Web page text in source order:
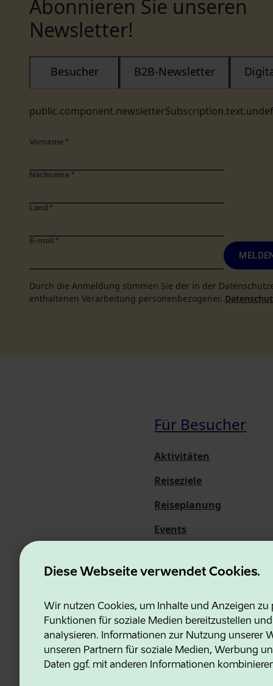
Diese Webseite verwendet Cookies.
Wir nutzen Cookies, um Inhalte und Anzeigen zu
Funktionen für soziale Medien bereitzustellen
analysieren. Informationen zur Nutzung unserer
unseren Partnern für soziale Medien, Werbung
Daten ggf. mit anderen Informationen
Abonnieren Sie unseren
Newsletter!
Besucher B2B-Newsletter
Vorname *
Nachname *
Land *
E-mail *
Durch die Anmeldung stimmen Sie der in der
enthaltenen Verarbeitung personenbezogener.
Für Besucher
Aktivitäten
Reiseziele
Reiseplanung
Events
Estonian Business and